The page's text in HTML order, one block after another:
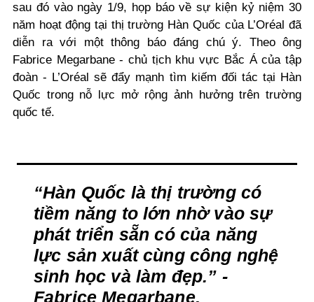
sau đó vào ngày 1/9, họp báo về sự kiện kỷ niệm 30
năm hoạt động tại thị trường Hàn Quốc của L’Oréal đã
diễn ra với một thông báo đáng chú ý. Theo ông
Fabrice Megarbane - chủ tịch khu vực Bắc Á của tập
đoàn - L’Oréal sẽ đẩy mạnh tìm kiếm đối tác tại Hàn
Quốc trong nỗ lực mở rộng ảnh hưởng trên trường
quốc tế.
“Hàn Quốc là thị trường có
tiềm năng to lớn nhờ vào sự
phát triển sẵn có của năng
lực sản xuất cùng công nghệ
sinh học và làm đẹp.” -
Fabrice Megarbane.